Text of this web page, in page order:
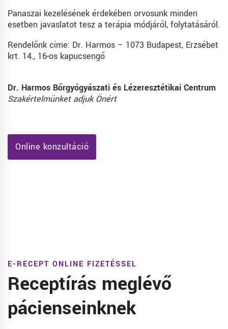
Panaszai kezelésének érdekében orvosunk minden
esetben javaslatot tesz a terápia módjáról, folytatásáról.
Rendelőnk címe: Dr. Harmos – 1073 Budapest, Erzsébet
krt. 14., 16-os kapucsengő
Dr. Harmos Bőrgyógyászati és Lézeresztétikai Centrum
Szakértelmünket adjuk Önért
Online konzultáció
E-RECEPT ONLINE FIZETÉSSEL
Receptírás meglévő
pácienseinknek